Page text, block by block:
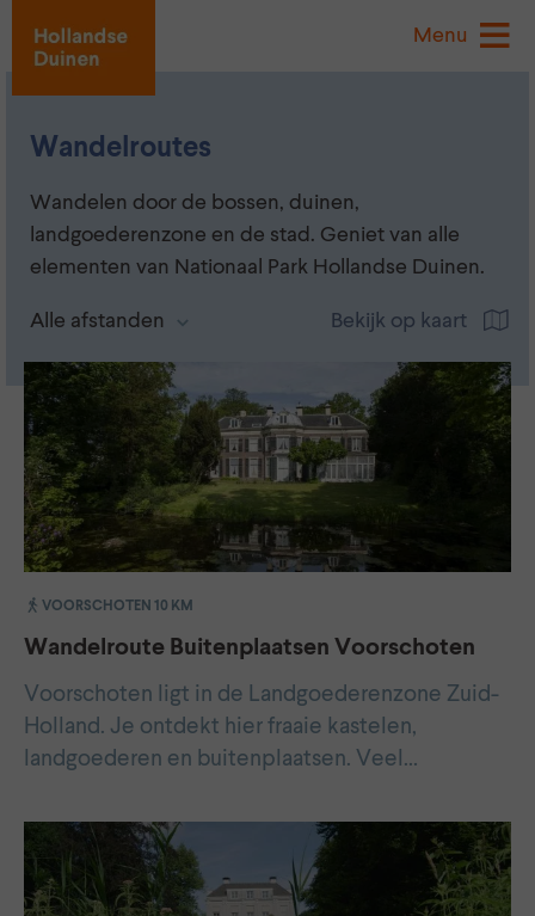
Menu
Wandelroutes
Wandelen door de bossen, duinen,
landgoederenzone en de stad. Geniet van alle
elementen van Nationaal Park Hollandse Duinen.
Alle afstanden Bekijk op kaart
VOORSCHOTEN 10 KM
Wandelroute Buitenplaatsen Voorschoten
Voorschoten ligt in de Landgoederenzone Zuid-
Holland. Je ontdekt hier fraaie kastelen,
landgoederen en buitenplaatsen. Veel…